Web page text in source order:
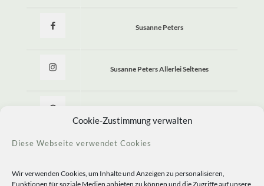
Cookie-Zustimmung verwalten
Diese Webseite verwendet Cookies
Wir verwenden Cookies, um Inhalte und Anzeigen zu personalisieren,
Funktionen für soziale Medien anbieten zu können und die Zugriffe auf unsere
Susanne Peters
Susanne Peters Allerlei Seltenes